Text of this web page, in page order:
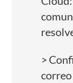
correo